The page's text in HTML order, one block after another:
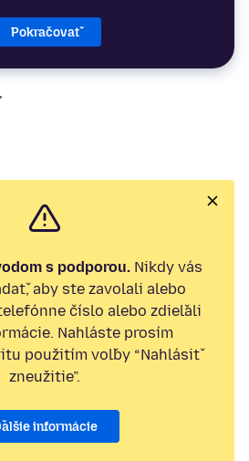
Pokračovať
s podporou. Nikdy vás
aby ste zavolali alebo
číslo alebo zdieľali
Nahláste prosím
použitím voľby “Nahlásiť
zneužitie”.
informácie